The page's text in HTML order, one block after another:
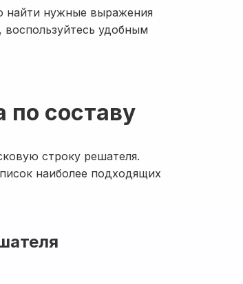
найти нужные выражения
удобным
по составу
строку решателя.
наиболее подходящих